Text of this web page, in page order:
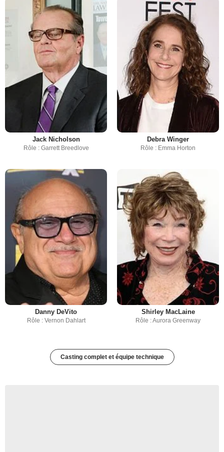
Jack Nicholson
Rôle : Garrett Breedlove
Debra Winger
Rôle : Emma Horton
Danny DeVito
Rôle : Vernon Dahlart
Shirley MacLaine
Rôle : Aurora Greenway
Casting complet et équipe technique